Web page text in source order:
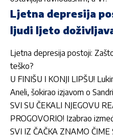
Ljetna depresija
ljudi ljeto
Ljetna depresija postoji:
teško?
U FINIŠU I KONJI LIPŠU!
Aneli, šokirao izjavom o
SVI SU ČEKALI NJEGOVU
PROGOVORIO! Izabrao
SVI IZ ČAČKA ZNAMO